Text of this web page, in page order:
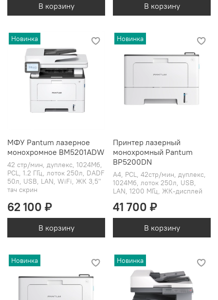
В корзину В корзину
Новинка
МФУ Pantum лазерное
монохромное BM5201ADW
42 стр/мин, дуплекс, 1024Мб,
PCL, 1.2 ГГц, лоток 250л, DADF
50л, USB, LAN, WiFi, ЖК 3,5"
тач скрин
62 100 ₽
В корзину
Новинка
Принтер лазерный
монохромный Pantum
BP5200DN
А4, PCL, 42стр/мин, дуплекс,
1024Мб, лоток 250л, USB,
LAN, 1200 МГц, ЖК-дисплей
41 700 ₽
В корзину
Новинка Новинка